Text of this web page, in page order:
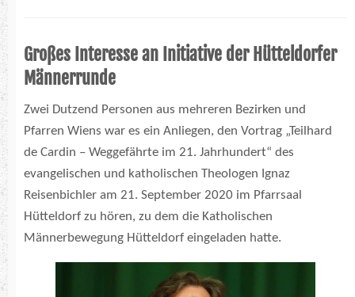
Großes Interesse an Initiative der Hütteldorfer
Männerrunde
Zwei Dutzend Personen aus mehreren Bezirken und
Pfarren Wiens war es ein Anliegen, den Vortrag „Teilhard
de Cardin – Weggefährte im 21. Jahrhundert“ des
evangelischen und katholischen Theologen Ignaz
Reisenbichler am 21. September 2020 im Pfarrsaal
Hütteldorf zu hören, zu dem die Katholischen
Männerbewegung Hütteldorf eingeladen hatte.